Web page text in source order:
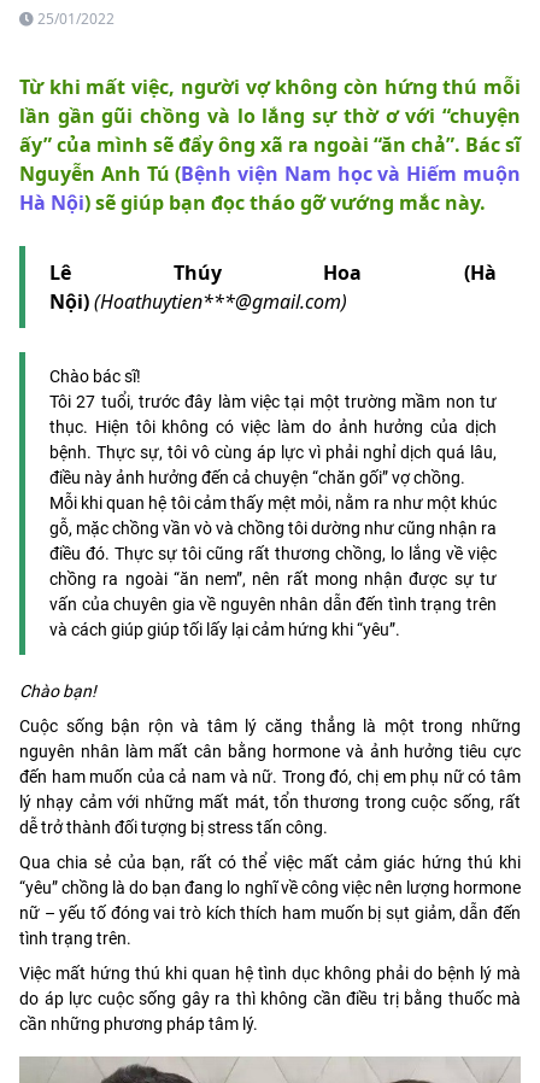
25/01/2022
Từ khi mất việc, người vợ không còn hứng thú mỗi
lần gần gũi chồng và lo lắng sự thờ ơ với “chuyện
ấy” của mình sẽ đẩy ông xã ra ngoài “ăn chả”. Bác sĩ
Nguyễn Anh Tú (Bệnh viện Nam học và Hiếm muộn
Hà Nội) sẽ giúp bạn đọc tháo gỡ vướng mắc này.
Lê Thúy Hoa (Hà
Nội)(Hoathuytien***@gmail.com)
Chào bác sĩ!
Tôi 27 tuổi, trước đây làm việc tại một trường mầm non tư
thục. Hiện tôi không có việc làm do ảnh hưởng của dịch
bệnh. Thực sự, tôi vô cùng áp lực vì phải nghỉ dịch quá lâu,
điều này ảnh hưởng đến cả chuyện “chăn gối” vợ chồng.
Mỗi khi quan hệ tôi cảm thấy mệt mỏi, nằm ra như một khúc
gỗ, mặc chồng vần vò và chồng tôi dường như cũng nhận ra
điều đó. Thực sự tôi cũng rất thương chồng, lo lắng về việc
chồng ra ngoài “ăn nem”, nên rất mong nhận được sự tư
vấn của chuyên gia về nguyên nhân dẫn đến tình trạng trên
và cách giúp giúp tối lấy lại cảm hứng khi “yêu”.
Chào bạn!
Cuộc sống bận rộn và tâm lý căng thẳng là một trong những
nguyên nhân làm mất cân bằng hormone và ảnh hưởng tiêu cực
đến ham muốn của cả nam và nữ. Trong đó, chị em phụ nữ có tâm
lý nhạy cảm với những mất mát, tổn thương trong cuộc sống, rất
dễ trở thành đối tượng bị stress tấn công.
Qua chia sẻ của bạn, rất có thể việc mất cảm giác hứng thú khi
“yêu” chồng là do bạn đang lo nghĩ về công việc nên lượng hormone
nữ – yếu tố đóng vai trò kích thích ham muốn bị sụt giảm, dẫn đến
tình trạng trên.
Việc mất hứng thú khi quan hệ tình dục không phải do bệnh lý mà
do áp lực cuộc sống gây ra thì không cần điều trị bằng thuốc mà
cần những phương pháp tâm lý.